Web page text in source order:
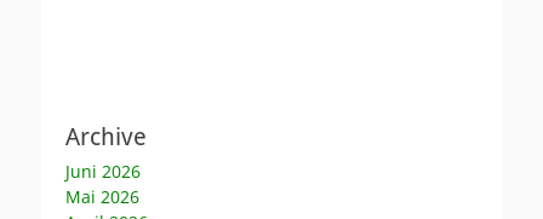
Archive
Juni 2026
Mai 2026